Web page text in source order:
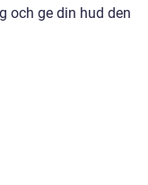
och ge din hud den